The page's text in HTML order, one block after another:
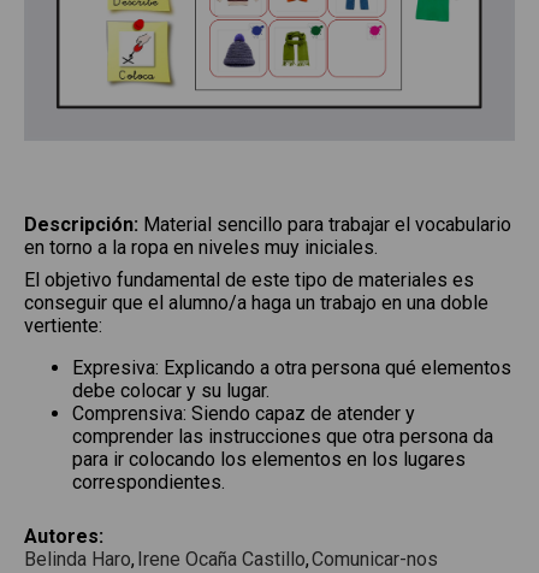
Descripción: Material sencillo para trabajar el vocabulario
en torno a la ropa en niveles muy iniciales.
El objetivo fundamental de este tipo de materiales es
conseguir que el alumno/a haga un trabajo en una doble
vertiente:
Expresiva: Explicando a otra persona qué elementos
debe colocar y su lugar.
Comprensiva: Siendo capaz de atender y
comprender las instrucciones que otra persona da
para ir colocando los elementos en los lugares
correspondientes.
Autores:
Belinda Haro Irene Ocaña Castillo Comunicar-nos